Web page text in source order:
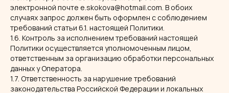
электронной почте e.skokova@hotmail.com. В обоих
случаях запрос должен быть оформлен с соблюдением
требований статьи 6.1. настоящей Политики.
1.6. Контроль за исполнением требований настоящей
Политики осуществляется уполномоченным лицом,
ответственным за организацию обработки персональных
данных у Оператора.
1.7. Ответственность за нарушение требований
законодательства Российской Федерации и локальных